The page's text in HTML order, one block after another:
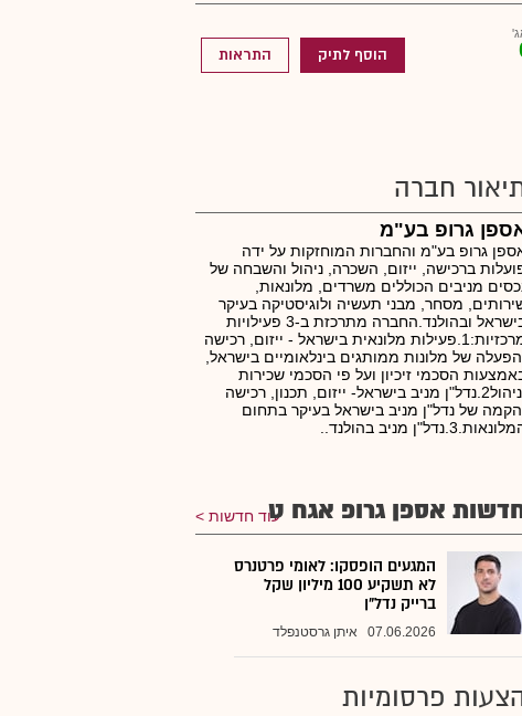
הוסף לתיק התראות
חברה
גרופ בע"מ
גרופ בע"מ והחברות המוחזקות על ידה
ברכישה, ייזום, השכרה, ניהול והשבחה של
מניבים הכוללים משרדים, מלונאות,
מסחר, מבני תעשיה ולוגיסטיקה בעיקר
בישראל ובהולנד.החברה מתרכזת ב-3 פעילויות
מרכזיות:1.פעילות מלונאית בישראל - ייזום, רכישה
של מלונות ממותגים בינלאומיים בישראל,
הסכמי זיכיון ועל פי הסכמי שכירות
וניהול2.נדל"ן מניב בישראל- ייזום, תכנון, רכישה
של נדל"ן מניב בישראל בעיקר בתחום
מניב בהולנד..
אספן גרופ אגח טעוד חדשות
המגעים הופסקו: לאומי פרטנרס
לא תשקיע 100 מיליון שקל
ברייק נדל"ן
07.06.2026 איתן גרסטנפלד
פרסומיות